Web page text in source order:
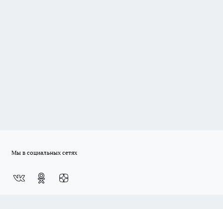
Мы в социальных сетях